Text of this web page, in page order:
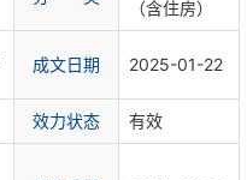
（含住房）
成文日期 2025-01-22
效力状态 有效